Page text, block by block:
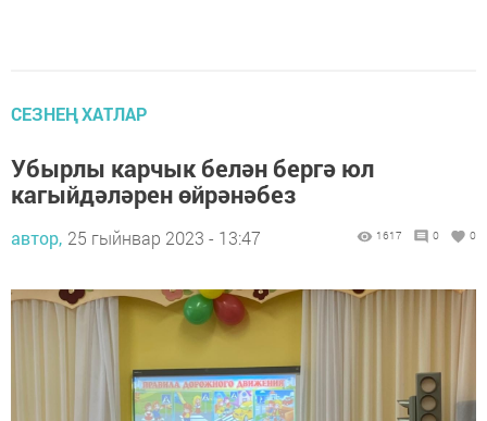
СЕЗНЕҢ ХАТЛАР
Убырлы карчык белән бергә юл
кагыйдәләрен өйрәнәбез
автор, 25 гыйнвар 2023 - 13:47 1617 0 0